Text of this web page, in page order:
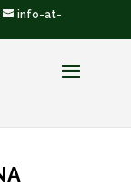
info-at-